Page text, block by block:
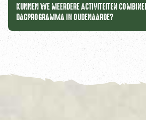
KUNNEN WE MEERDERE ACTIVITEITEN
DAGPROGRAMMA IN OUDENAARDE?